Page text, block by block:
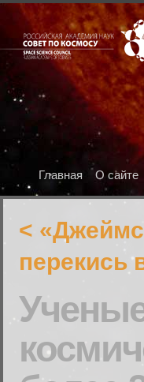
Главная О сайте
<
перекись